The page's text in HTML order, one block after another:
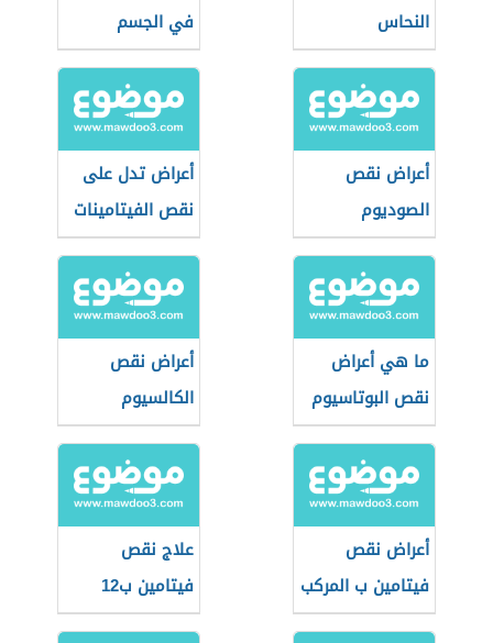
النحاس
في الجسم
أعراض نقص
الصوديوم
والبوتاسيوم في
الجسم
أعراض تدل على
نقص الفيتامينات
في جسمك
ما هي أعراض
نقص البوتاسيوم
أعراض نقص
الكالسيوم
والمغنيسيوم
أعراض نقص
فيتامين ب المركب
علاج نقص
فيتامين ب12